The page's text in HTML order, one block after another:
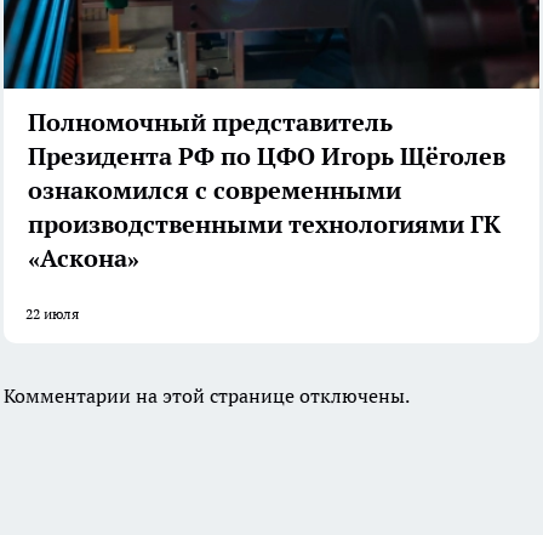
Полномочный представитель
Президента РФ по ЦФО Игорь Щёголев
ознакомился с современными
производственными технологиями ГК
«Аскона»
22 июля
Комментарии на этой странице отключены.